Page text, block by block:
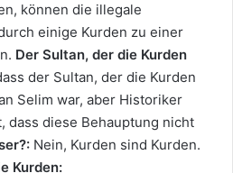
können die illegale
einige Kurden zu einer
Der Sultan, der die Kurden
der Sultan, der die Kurden
Selim war, aber Historiker
dass diese Behauptung nicht
Nein, Kurden sind Kurden.
Kurden: